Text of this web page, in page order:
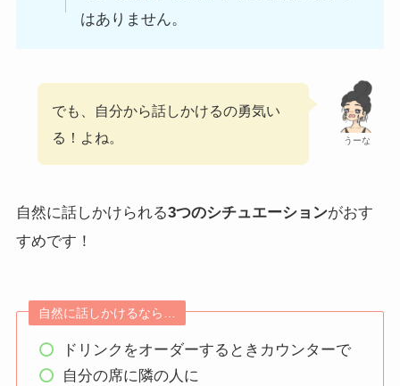
はありません。
うーな
でも、自分から話しかけるの勇気い
る！よね。
自然に話しかけられる3つのシチュエーションがおす
すめです！
自然に話しかけるなら…
ドリンクをオーダーするときカウンターで
自分の席に隣の人に